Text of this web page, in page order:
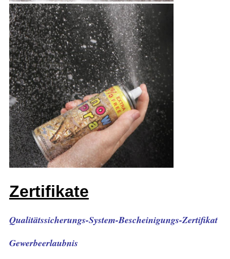
Zertifikate
Qualitätssicherungs-System-Bescheinigungs-Zertifikat
Gewerbeerlaubnis